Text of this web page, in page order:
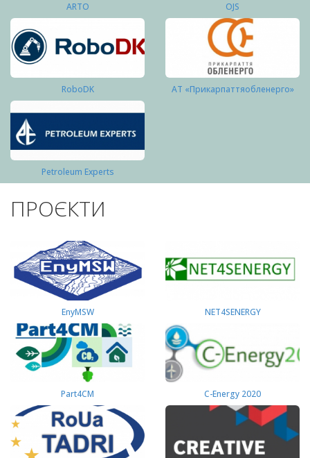
ARTO OJS
RoboDK АТ «Прикарпаттяобленерго»
Petroleum Experts
ПРОЄКТИ
EnyMSW NET4SENERGY
Part4СМ C-Energy 2020